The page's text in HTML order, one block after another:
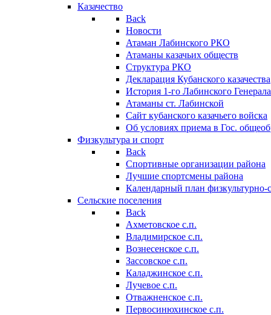
Казачество
Back
Новости
Атаман Лабинского РКО
Атаманы казачьих обществ
Структура РКО
Декларация Кубанского казачества
История 1-го Лабинского
Атаманы ст. Лабинской
Cайт кубанского казачьего войска
Об условиях приема в Гос.
Физкультура и спорт
Back
Спортивные организации района
Лучшие спортсмены района
Календарный план
Сельские поселения
Back
Ахметовское с.п.
Владимирское с.п.
Вознесенское с.п.
Зассовское с.п.
Каладжинское с.п.
Лучевое с.п.
Отважненское с.п.
Первосинюхинское с.п.